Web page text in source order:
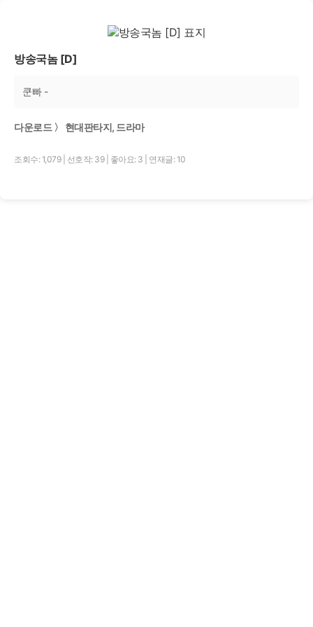
방송국놈 [D]
쿤빠 -
다운로드 〉 현대판타지, 드라마
조회수: 1,079 선호작: 39 좋아요: 3 연재글: 10